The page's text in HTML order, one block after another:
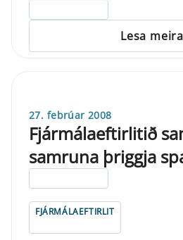
Lesa meira
27. febrúar 2008
Fjármálaeftirlitið
samruna þriggja
FJÁRMÁLAEFTIRLIT